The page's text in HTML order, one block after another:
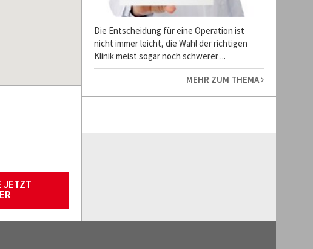
JETZT
Die Entscheidung für eine Operation ist
nicht immer leicht, die Wahl der richtigen
Klinik meist sogar noch schwerer ...
MEHR ZUM THEMA